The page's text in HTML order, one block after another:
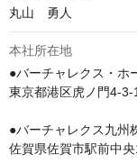
丸山　勇人
本社所在地
●バーチャレクス・ホ
東京都港区虎ノ門4-
●バーチャレクス九州
佐賀県佐賀市駅前中